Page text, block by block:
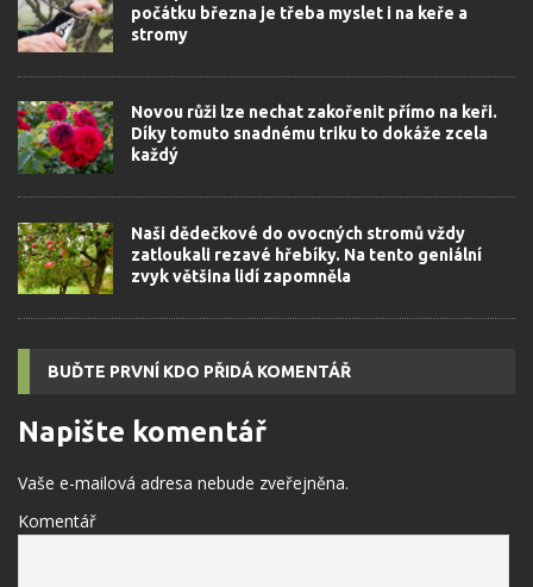
počátku března je třeba myslet i na keře a
stromy
Novou růži lze nechat zakořenit přímo na keři.
Díky tomuto snadnému triku to dokáže zcela
každý
Naši dědečkové do ovocných stromů vždy
zatloukali rezavé hřebíky. Na tento geniální
zvyk většina lidí zapomněla
BUĎTE PRVNÍ KDO PŘIDÁ KOMENTÁŘ
Napište komentář
Vaše e-mailová adresa nebude zveřejněna.
Komentář